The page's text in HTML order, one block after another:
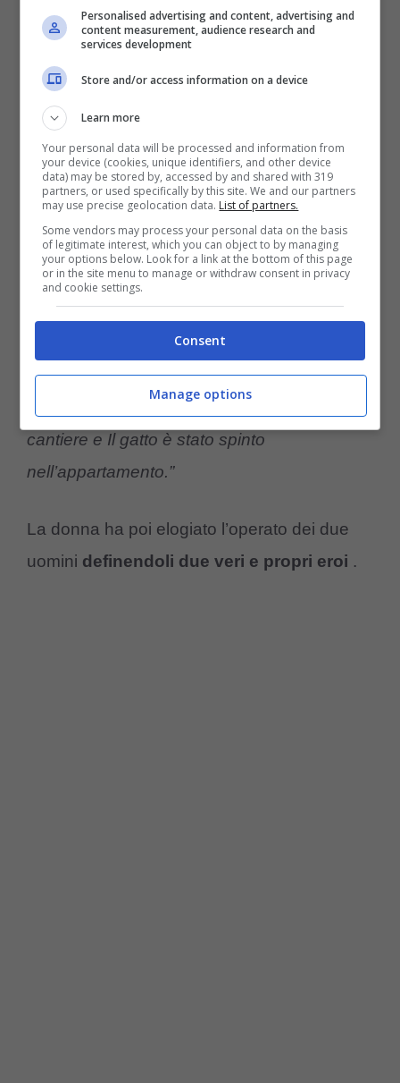
non far male al micio, l’hanno liberato
sollevandolo e spingendolo finalmente
Grazie all’intervento dei due uomini il gatto è
rientrato nell’abitazione evitando una caduta
di oltre 10 metri che poteva essergli fatale.
La vicina che aveva contattato le autorità per
essere aiutata ha infatti riferito:“Stava
miagolando da un’ora. Il servizio di
emergenza ha rifiutato di venire.
L’impalcatura è stata portata da un vicino
cantiere e Il gatto è stato spinto
nell’appartamento.”
La donna ha poi elogiato l’operato dei due
uomini definendoli due veri e propri eroi .
Personalised advertising and content, advertising and
content measurement, audience research and
services development
Store and/or access information on a device
Learn more
Your personal data will be processed and information from
your device (cookies, unique identifiers, and other device
data) may be stored by, accessed by and shared with 319
partners, or used specifically by this site. We and our partners
may use precise geolocation data. List of partners.
Some vendors may process your personal data on the basis
of legitimate interest, which you can object to by managing
your options below. Look for a link at the bottom of this page
or in the site menu to manage or withdraw consent in privacy
and cookie settings.
Consent
Manage options